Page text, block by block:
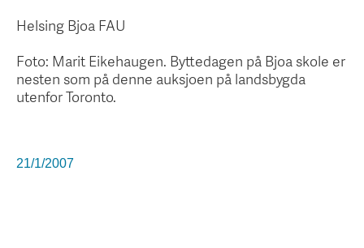
Helsing Bjoa FAU
Foto: Marit Eikehaugen. Byttedagen på Bjoa skole er
nesten som på denne auksjoen på landsbygda
utenfor Toronto.
21/1/2007